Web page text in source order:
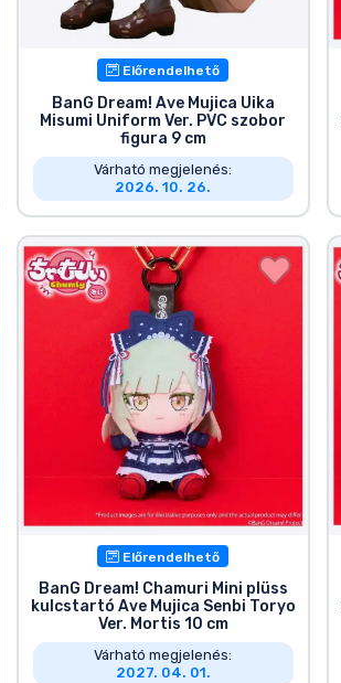
Előrendelhető
BanG Dream! Ave Mujica Uika
Misumi Uniform Ver. PVC szobor
figura 9 cm
Várható megjelenés:
2026. 10. 26.
Előrendelhető
BanG Dream! Chamuri Mini plüss
kulcstartó Ave Mujica Senbi Toryo
Ver. Mortis 10 cm
Várható megjelenés:
2027. 04. 01.